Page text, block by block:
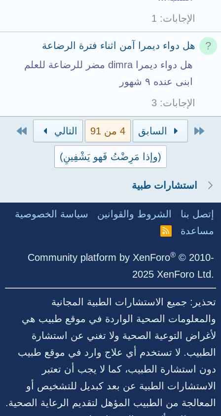
الإجابات
1
هل دواء ديمرا آمن اثناء فترة الرضاعة
هل دواء ديمرا dimra مضر للرضاعة للعلم
ابنى عنده ٩ شهور
الإجابات
3
الأول السابق 4 من 91 التالي
(وإذا مَرِضْتُ فَهو يَشْفِينِ)
استشارات طبية
إتصل بنا الشروط والقوانين
سياسة الخصوصية
مساعدة
R
Community platform by XenForo® © 2010-
2025 XenForo Ltd.
تحذير: جميع الاستشارات الطبية المجانية
والمعلومات الصحية الواردة في موقع طبيب هي
لأغراض التوعية الصحية ولا تغني عن استشارة
الطبيب. لا تستخدم أي علاج وارد في موقع طبيب
دون استشارة الطبيب، كما لا يجب أن تعتبر
الاستشارات الطبية عن بعد كبديل للتشخيص أو
المعالجة من الطبيب المؤهل لتقديم الرعاية الصحية.